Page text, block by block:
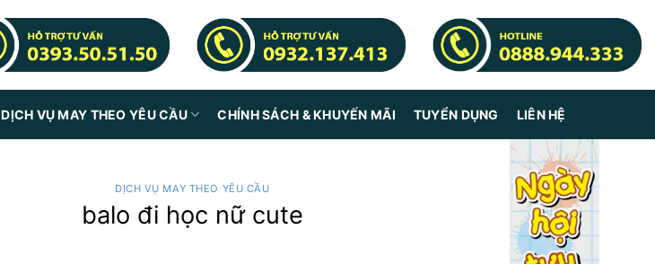
DỊCH VỤ MAY THEO YÊU CẦU CHÍNH SÁCH & KHUYẾN MÃI TUYỂN DỤNG LIÊN HỆ
DỊCH VỤ MAY THEO YÊU CẦU
balo đi học nữ cute